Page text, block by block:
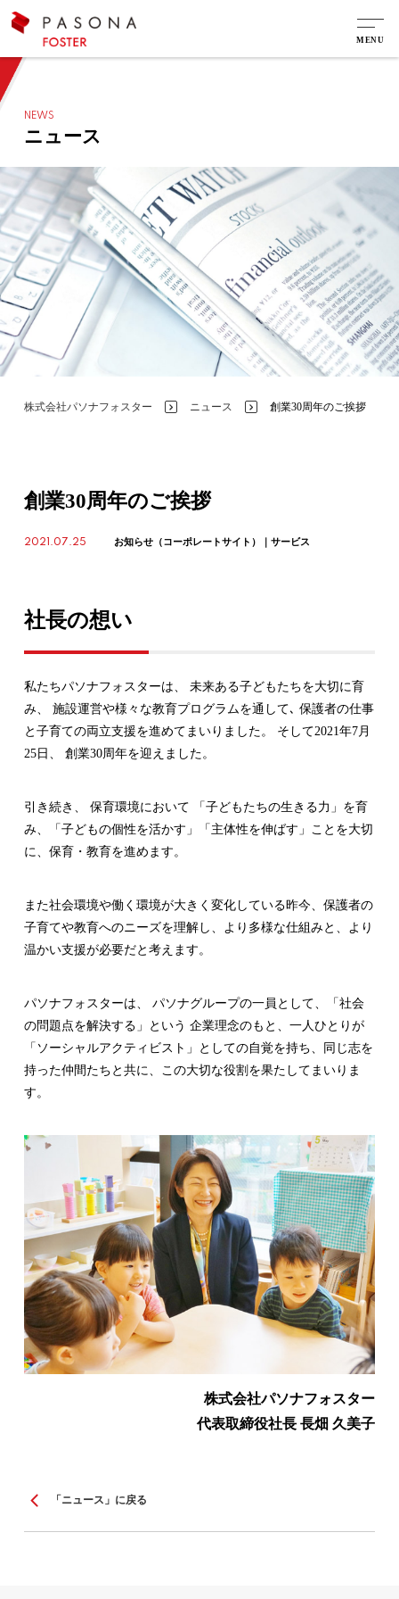
NEWS
ニュース
株式会社パソナフォスター >ニュース >創業30周年のご挨拶
創業30周年のご挨拶
2021.07.25 お知らせ（コーポレートサイト） サービス
社長の想い
私たちパソナフォスターは、 未来ある子どもたちを大切に育
み、 施設運営や様々な教育プログラムを通して､ 保護者の仕事
と子育ての両立支援を進めてまいりました。 そして2021年7月
25日、 創業30周年を迎えました。
引き続き、 保育環境において 「子どもたちの生きる力」を育
み、「子どもの個性を活かす」「主体性を伸ばす」ことを大切
に、保育・教育を進めます。
また社会環境や働く環境が大きく変化している昨今、保護者の
子育てや教育へのニーズを理解し、より多様な仕組みと、より
温かい支援が必要だと考えます。
パソナフォスターは、 パソナグループの一員として、「社会
の問題点を解決する」という 企業理念のもと、一人ひとりが
「ソーシャルアクティビスト」としての自覚を持ち、同じ志を
持った仲間たちと共に、この大切な役割を果たしてまいりま
す。
株式会社パソナフォスター
代表取締役社長 長畑 久美子
「ニュース」に戻る